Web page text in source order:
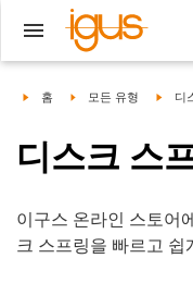
igus-icon-arrow-right
홈 igus-icon-arrow-right
모든 유형 igus-
디
디스크 스
이구스 온라인 스토어
크 스프링을 빠르고 쉽